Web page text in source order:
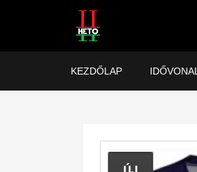
KEZDŐLAP IDŐVONAL